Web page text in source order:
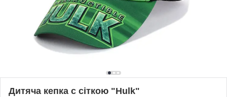
Дитяча кепка c сіткою "Hulk"